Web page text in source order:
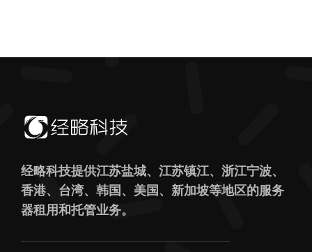
经略科技提供江苏盐城、江苏镇江、浙江宁波、
香港、台湾、韩国、美国、新加坡等地区的服务
器租用和托管业务。